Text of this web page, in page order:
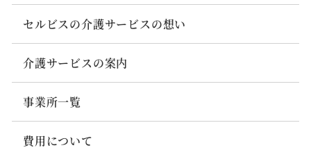
セルビスの介護サービスの想い
介護サービスの案内
事業所一覧
費用について